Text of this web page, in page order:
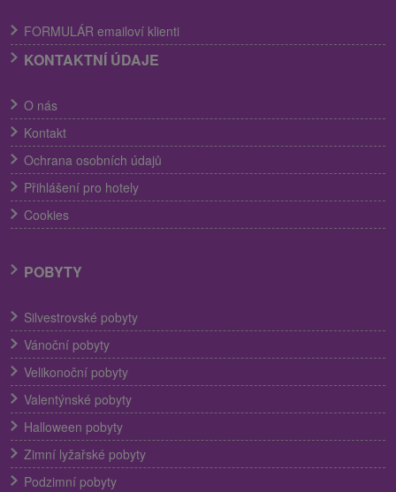
FORMULÁR emailoví klienti
KONTAKTNÍ ÚDAJE
O nás
Kontakt
Ochrana osobních údajů
Přihlášení pro hotely
Cookies
POBYTY
Silvestrovské pobyty
Vánoční pobyty
Velikonoční pobyty
Valentýnské pobyty
Halloween pobyty
Zimní lyžařské pobyty
Podzimní pobyty